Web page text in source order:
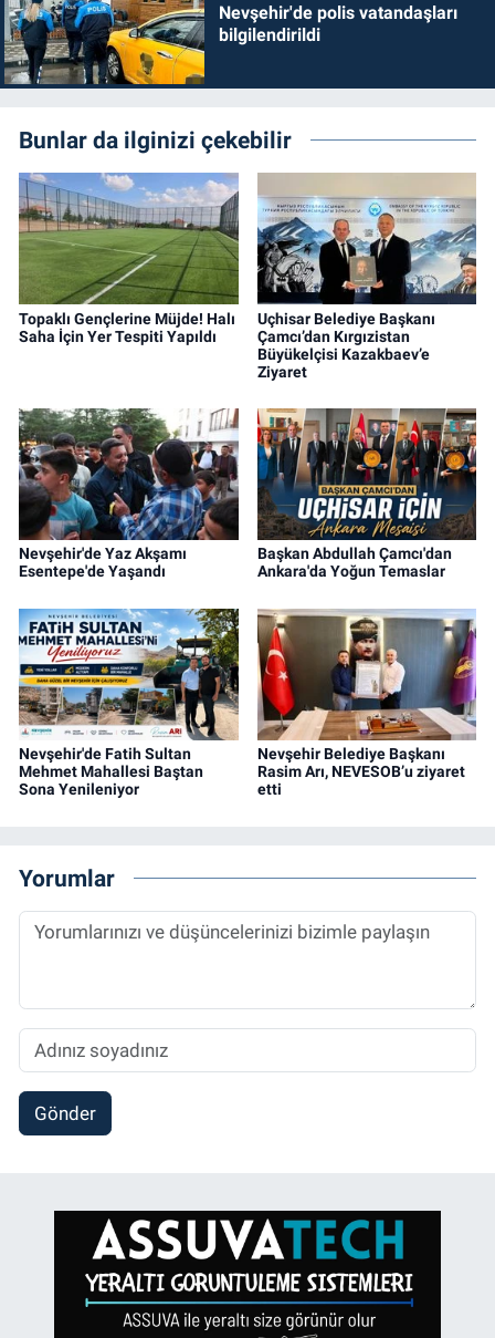
Nevşehir'de polis vatandaşları
bilgilendirildi
Bunlar da ilginizi çekebilir
Topaklı Gençlerine Müjde! Halı
Saha İçin Yer Tespiti Yapıldı
Uçhisar Belediye Başkanı
Çamcı’dan Kırgızistan
Büyükelçisi Kazakbaev’e
Ziyaret
Nevşehir'de Yaz Akşamı
Esentepe'de Yaşandı
Başkan Abdullah Çamcı'dan
Ankara'da Yoğun Temaslar
Nevşehir'de Fatih Sultan
Mehmet Mahallesi Baştan
Sona Yenileniyor
Nevşehir Belediye Başkanı
Rasim Arı, NEVESOB’u ziyaret
etti
Yorumlar
Gönder